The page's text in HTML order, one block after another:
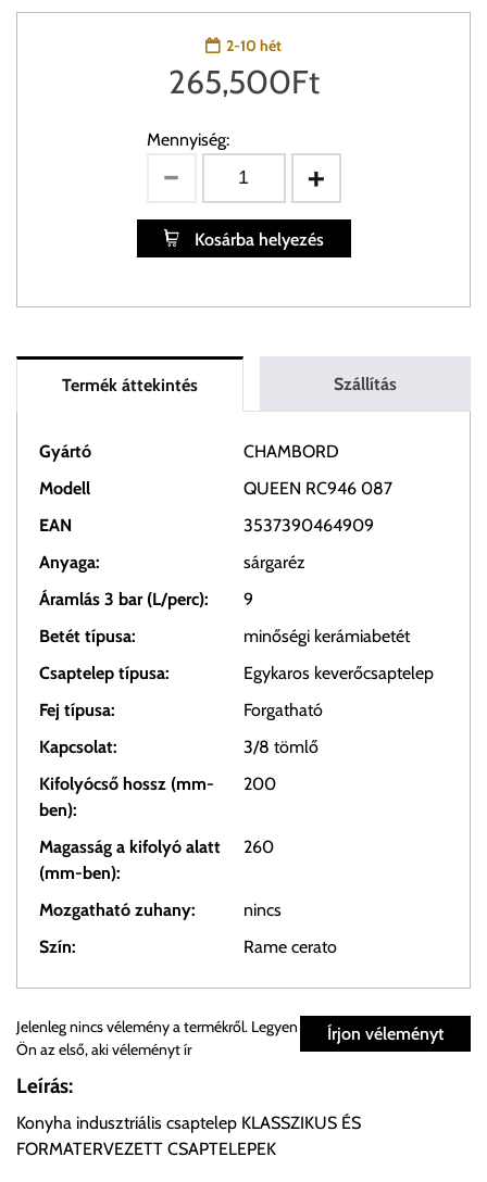
2-10 hét
265,500Ft
Mennyiség:
Kosárba helyezés
Termék áttekintés Szállítás
Gyártó
CHAMBORD
Modell
QUEEN RC946 087
EAN
3537390464909
Anyaga:
sárgaréz
Áramlás 3 bar (L/perc):
9
Betét típusa:
minőségi kerámiabetét
Csaptelep típusa:
Egykaros keverőcsaptelep
Fej típusa:
Forgatható
Kapcsolat:
3/8 tömlő
Kifolyócső hossz (mm-
ben):
200
Magasság a kifolyó alatt
(mm-ben):
260
Mozgatható zuhany:
nincs
Szín:
Rame cerato
Személyes átvétel:
Önnek lehetősége van rendelését a beérkezést követően
előre egyeztetett időpontban.
Írjon véleményt
Jelenleg nincs vélemény a termékről. Legyen
Ön az első, aki véleményt ír
Leírás:
Konyha indusztriális csaptelep KLASSZIKUS ÉS
FORMATERVEZETT CSAPTELEPEK